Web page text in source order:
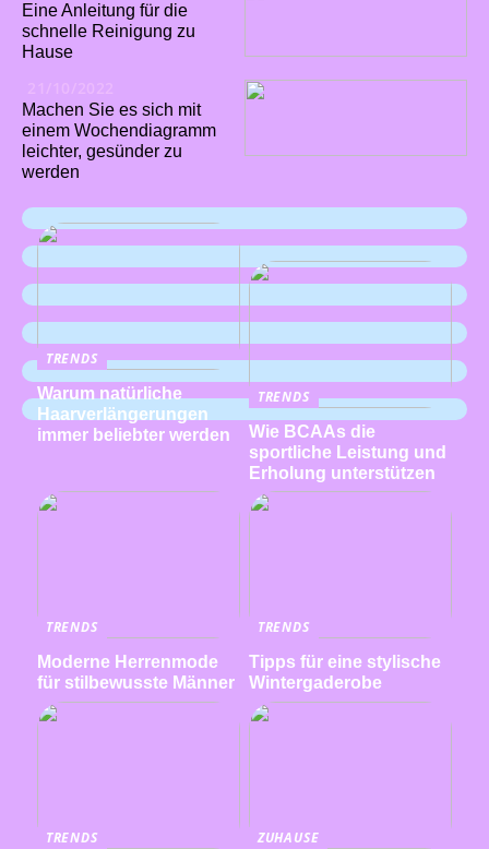
Eine Anleitung für die
schnelle Reinigung zu
Hause
Machen Sie es sich mit
einem Wochendiagramm
leichter, gesünder zu
werden
TRENDS
Warum natürliche
Haarverlängerungen
immer beliebter werden
TRENDS
Wie BCAAs die
sportliche Leistung und
Erholung unterstützen
TRENDS
Moderne Herrenmode
für stilbewusste Männer
TRENDS
Tipps für eine stylische
Wintergaderobe
TRENDS
ZUHAUSE